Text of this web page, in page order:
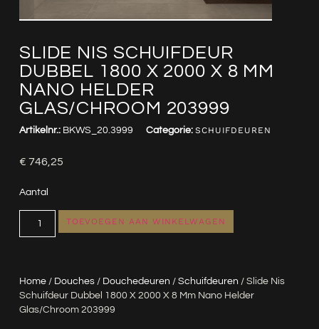
SLIDE NIS SCHUIFDEUR
DUBBEL 1800 X 2000 X 8 MM
NANO HELDER
GLAS/CHROOM 203999
Home/ Douches/ Douchedeuren / Schuifdeuren / Slide Nis
Schuifdeur Dubbel 1800 X 2000 X 8 Mm Nano Helder
Glas/chroom 203999
Artikelnr.: BKWS_20.3999 Categorie: SCHUIFDEUREN
€ 746,25
Aantal
TOEVOEGEN AAN WINKELWAGEN